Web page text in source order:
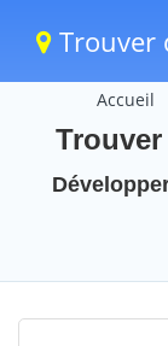
Trouver
Accueil